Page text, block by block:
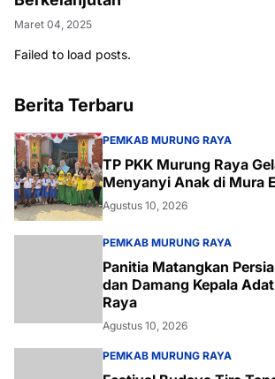
Maret 04, 2025
Failed to load posts.
Berita Terbaru
PEMKAB MURUNG RAYA
TP PKK Murung Raya
Menyanyi Anak di Mura
Agustus 10, 2026
PEMKAB MURUNG RAYA
Panitia Matangkan
dan Damang Kepala
Raya
Agustus 10, 2026
PEMKAB MURUNG RAYA